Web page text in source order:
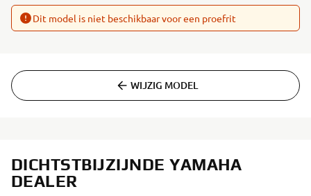
Dit model is niet beschikbaar voor een proefrit
DICHTSTBIJZIJNDE YAMAHA
DEALER
WIJZIG MODEL